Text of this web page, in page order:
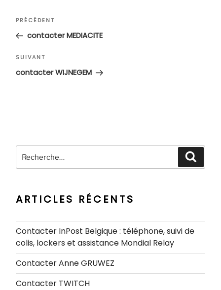
Navigation
l’article
Article
précédent
PRÉCÉDENT
contacter MEDIACITE
Article
suivant
SUIVANT
contacter WIJNEGEM
pour
ARTICLES RÉCENTS
Contacter InPost Belgique : téléphone, suivi de
colis, lockers et assistance Mondial Relay
Contacter Anne GRUWEZ
Contacter TWITCH